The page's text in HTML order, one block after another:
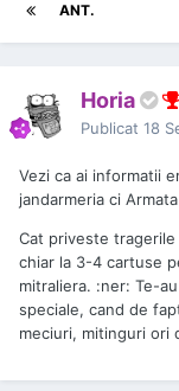
ANT.
Horia
Publicat 18
Vezi ca ai informatii
jandarmeria ci
Cat priveste
chiar la 3-4 cartuse
mitraliera. :ner: Te-
speciale, cand de
meciuri, mitinguri ori